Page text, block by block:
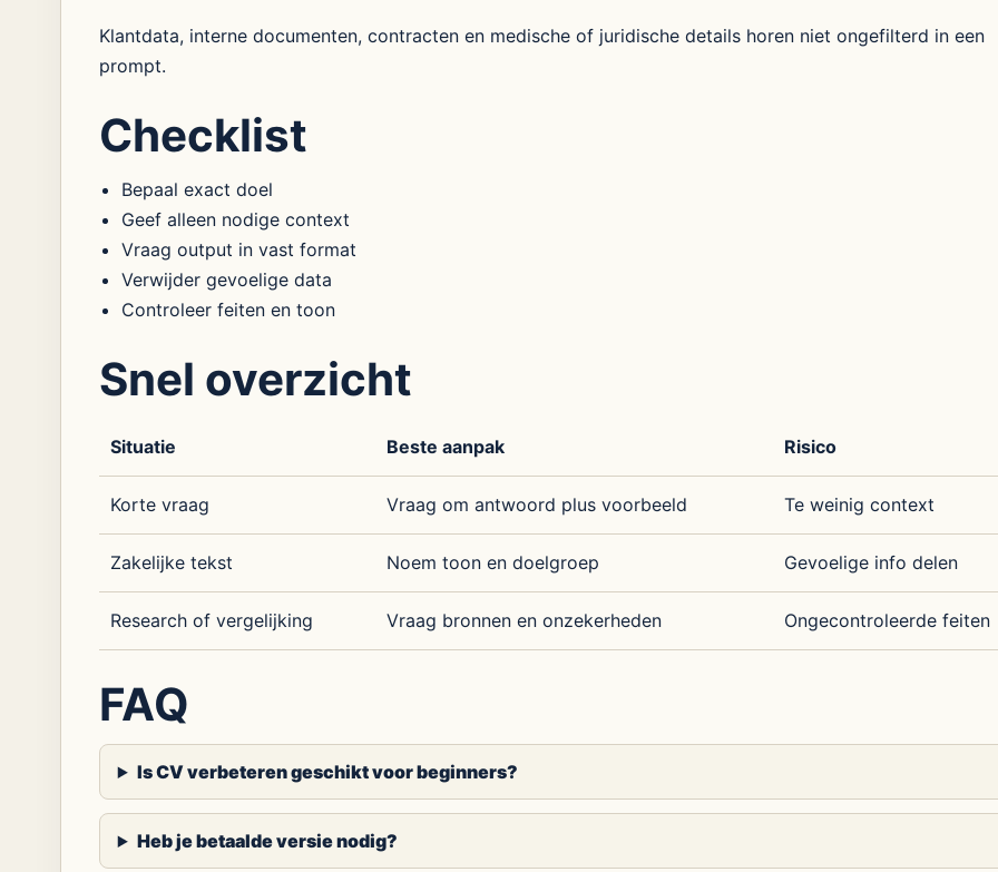
Klantdata, interne documenten, contracten en medische of juridische details horen niet ongefilterd in een
prompt.
Checklist
Bepaal exact doel
Geef alleen nodige context
Vraag output in vast format
Verwijder gevoelige data
Controleer feiten en toon
Snel overzicht
Situatie Beste aanpak Risico
Korte vraag Vraag om antwoord plus voorbeeld Te weinig context
Zakelijke tekst Noem toon en doelgroep Gevoelige info delen
Research of vergelijking Vraag bronnen en onzekerheden Ongecontroleerde feiten
FAQ
Is CV verbeteren geschikt voor beginners?
Heb je betaalde versie nodig?